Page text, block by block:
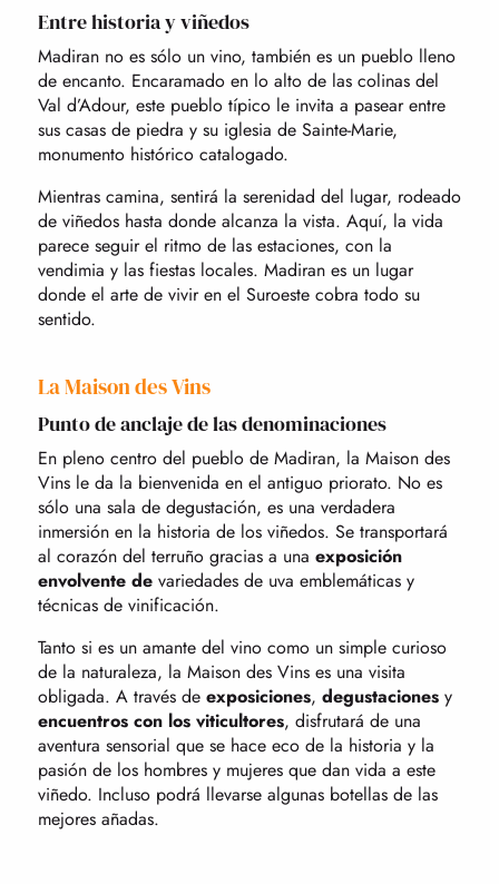
Entre historia y viñedos
Madiran no es sólo un vino, también es un pueblo lleno
de encanto. Encaramado en lo alto de las colinas del
Val d’Adour, este pueblo típico le invita a pasear entre
sus casas de piedra y su iglesia de Sainte-Marie,
monumento histórico catalogado.
Mientras camina, sentirá la serenidad del lugar, rodeado
de viñedos hasta donde alcanza la vista. Aquí, la vida
parece seguir el ritmo de las estaciones, con la
vendimia y las fiestas locales. Madiran es un lugar
donde el arte de vivir en el Suroeste cobra todo su
sentido.
La Maison des Vins
Punto de anclaje de las denominaciones
En pleno centro del pueblo de Madiran, la Maison des
Vins le da la bienvenida en el antiguo priorato. No es
sólo una sala de degustación, es una verdadera
inmersión en la historia de los viñedos. Se transportará
al corazón del terruño gracias a una exposición
envolvente de variedades de uva emblemáticas y
técnicas de vinificación.
Tanto si es un amante del vino como un simple curioso
de la naturaleza, la Maison des Vins es una visita
obligada. A través de exposiciones, degustaciones y
encuentros con los viticultores, disfrutará de una
aventura sensorial que se hace eco de la historia y la
pasión de los hombres y mujeres que dan vida a este
viñedo. Incluso podrá llevarse algunas botellas de las
mejores añadas.